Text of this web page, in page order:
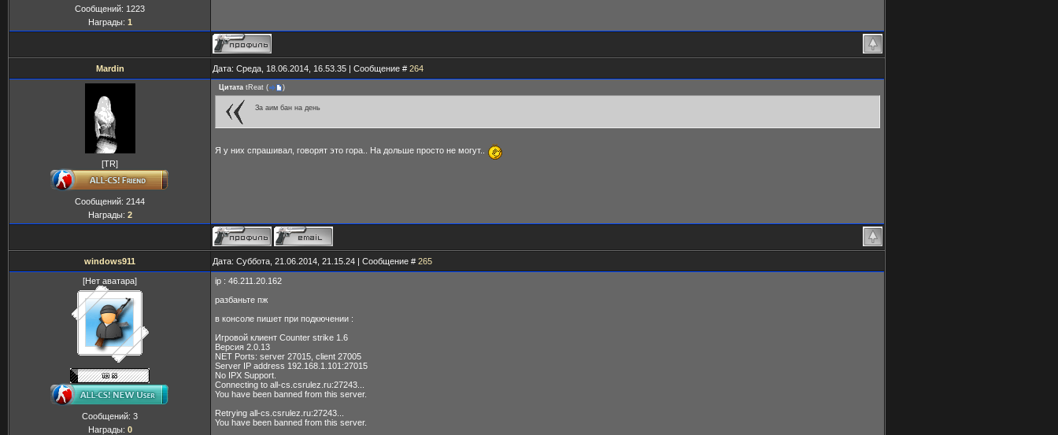
Сообщений: 1223
Награды: 1
Mardin Дата: Среда, 18.06.2014, 16.53.35 | Сообщение # 264
[TR]
Сообщений: 2144
Награды: 2
Цитата tReat ( )
За аим бан на день
Я у них спрашивал, говорят это гора.. На дольше просто не могут..
windows911 Дата: Суббота, 21.06.2014, 21.15.24 | Сообщение # 265
[Нет аватара]
Сообщений: 3
Награды: 0
ip : 46.211.20.162
разбаньте пж
в консоле пишет при подкючении :
Игровой клиент Counter strike 1.6
Версия 2.0.13
NET Ports: server 27015, client 27005
Server IP address 192.168.1.101:27015
No IPX Support.
Connecting to all-cs.csrulez.ru:27243...
You have been banned from this server.
Retrying all-cs.csrulez.ru:27243...
You have been banned from this server.